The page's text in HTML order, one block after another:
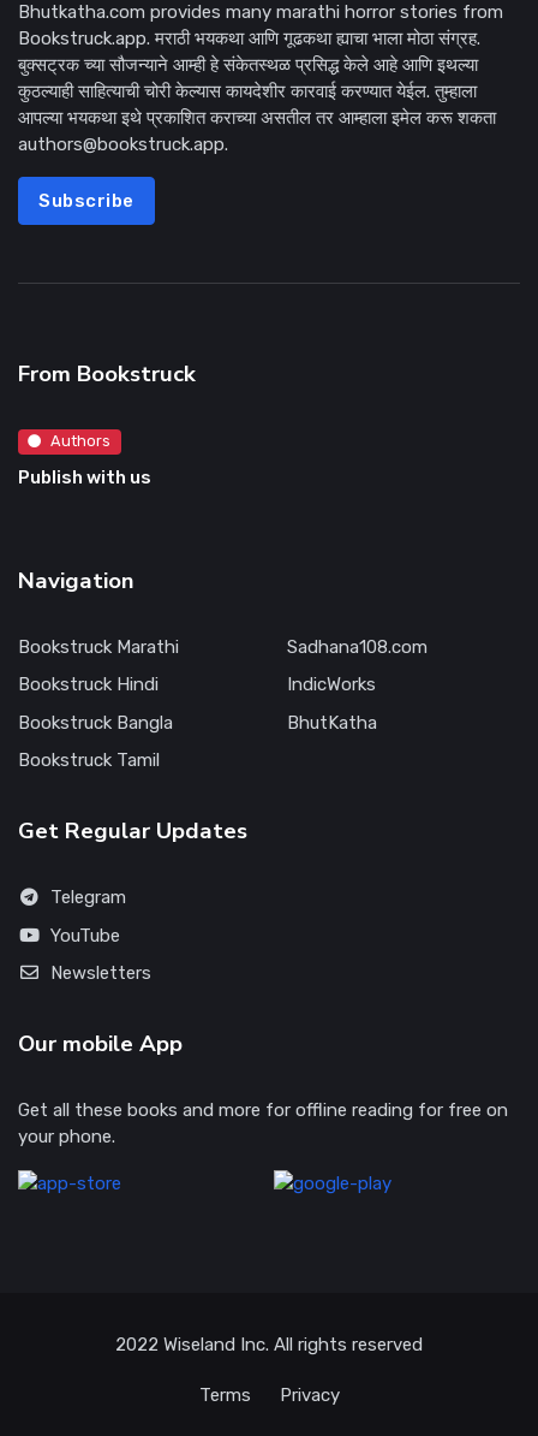
Bhutkatha.com provides many marathi horror stories from
Bookstruck.app. मराठी भयकथा आणि गूढकथा ह्याचा भाला मोठा संग्रह.
बुक्सट्रक च्या सौजन्याने आम्ही हे संकेतस्थळ प्रसिद्ध केले आहे आणि इथल्या
कुठल्याही साहित्याची चोरी केल्यास कायदेशीर कारवाई करण्यात येईल. तुम्हाला
आपल्या भयकथा इथे प्रकाशित कराच्या असतील तर आम्हाला इमेल करू शकता
authors@bookstruck.app.
Subscribe
From Bookstruck
Authors
Publish with us
Navigation
Bookstruck Marathi
Bookstruck Hindi
Bookstruck Bangla
Bookstruck Tamil
Sadhana108.com
IndicWorks
BhutKatha
Get Regular Updates
Telegram
YouTube
Newsletters
Our mobile App
Get all these books and more for offline reading for free on
your phone.
2022 Wiseland Inc. All rights reserved
Terms Privacy